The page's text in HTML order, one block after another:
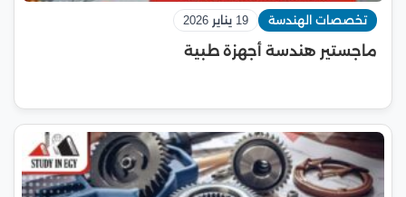
تخصصات الهندسة 19 يناير 2026
ماجستير هندسة أجهزة طبية